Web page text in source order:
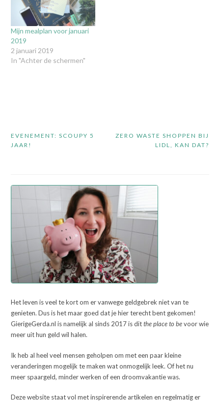
schrok ik toch van de
inhoud. Ik kan daarmee,
uiteraard aangevuld met…
Mijn mealplan voor januari
2019
2 januari 2019
In "Achter de schermen"
navigatie
ZERO WASTE SHOPPEN BIJ
LIDL, KAN DAT?
EVENEMENT: SCOUPY 5
JAAR!
Het leven is veel te kort om er vanwege geldgebrek niet van te
genieten. Dus is het maar goed dat je hier terecht bent gekomen!
GierigeGerda.nl is namelijk al sinds 2017 is ditthe place to bevoor wie
meer uit hun geld wil halen.
Ik heb al heel veel mensen geholpen om met een paar kleine
veranderingen mogelijk te maken wat onmogelijk leek. Of het nu
meer spaargeld, minder werken of een droomvakantie was.
Deze website staat vol met inspirerende artikelen en regelmatig er